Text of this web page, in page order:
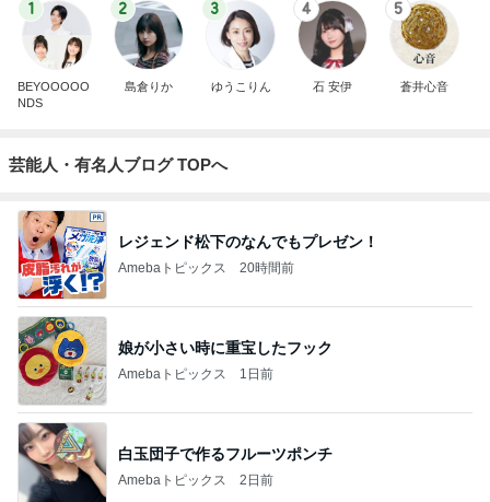
1
BEYOOOOO
NDS
2
島倉りか
3
ゆうこりん
4
石 安伊
5
蒼井心音
芸能人・有名人ブログ TOPへ
レジェンド松下のなんでもプレゼン！
Amebaトピックス 20時間前
娘が小さい時に重宝したフック
Amebaトピックス 1日前
白玉団子で作るフルーツポンチ
Amebaトピックス 2日前